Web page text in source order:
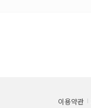
이용약관